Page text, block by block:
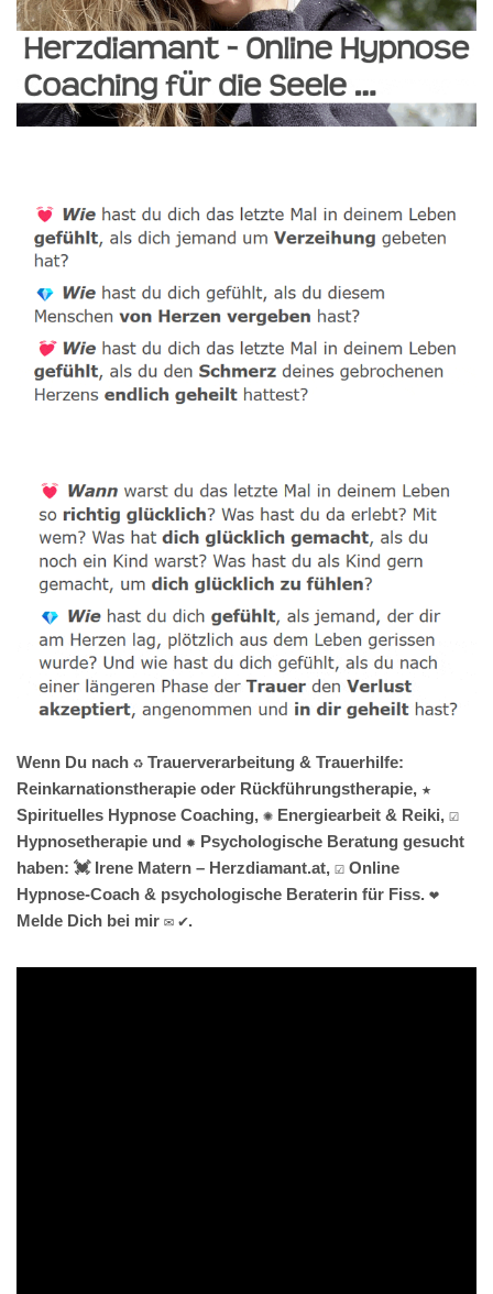
Wenn Du nach ♻ Trauerverarbeitung & Trauerhilfe:
Reinkarnationstherapie oder Rückführungstherapie, ★
Spirituelles Hypnose Coaching, ✺ Energiearbeit & Reiki, ☑️
Hypnosetherapie und ✹ Psychologische Beratung gesucht
haben: 💓️ Irene Matern – Herzdiamant.at, ☑️ Online
Hypnose-Coach & psychologische Beraterin für Fiss. ❤
Melde Dich bei mir ✉ ✔.